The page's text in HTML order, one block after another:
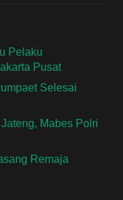
Pelaku
Pusat
Selesai
Mabes Polri
Remaja